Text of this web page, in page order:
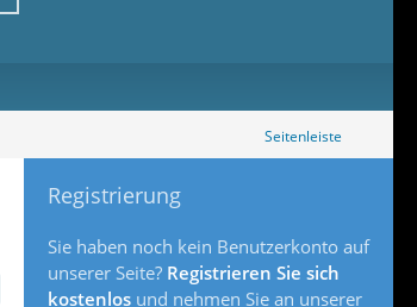
Seitenleiste
Registrierung
Sie haben noch kein Benutzerkonto auf
unserer Seite? Registrieren Sie sich
kostenlos und nehmen Sie an unserer